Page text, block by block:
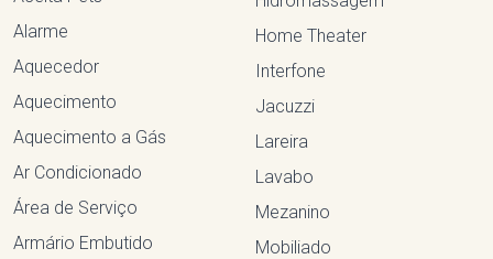
Alarme
Aquecedor
Aquecimento
Aquecimento a Gás
Ar Condicionado
Área de Serviço
Armário Embutido
Home Theater
Interfone
Jacuzzi
Lareira
Lavabo
Mezanino
Mobiliado